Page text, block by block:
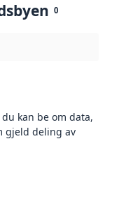
0
kan be om data,
gjeld deling av